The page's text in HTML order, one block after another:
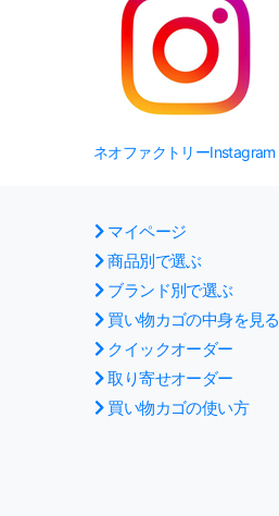
ネオファクトリーInstagram
マイページ
商品別で選ぶ
ブランド別で選ぶ
買い物カゴの中身を見る
クイックオーダー
取り寄せオーダー
買い物カゴの使い方